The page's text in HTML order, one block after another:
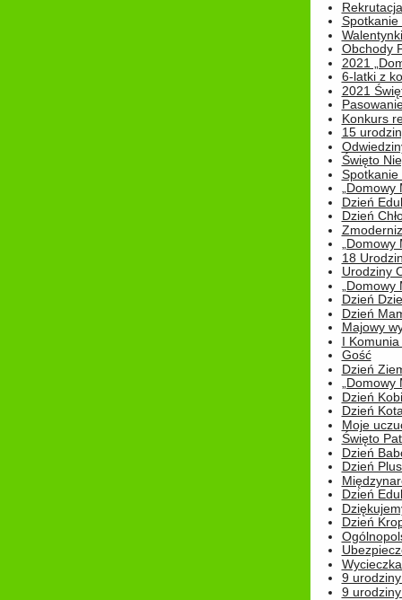
Spotkanie
Obchody
2021
6-latki z
2021
Konkurs
15
Święto
Spotkanie
Dzień
Dzień
18
Urodziny
Dzień
Dzień
Majowy
I
Gość
Dzień
Dzień
Dzień
Moje
Święto
Dzień
Dzień
Dzień
Dzień
9
9